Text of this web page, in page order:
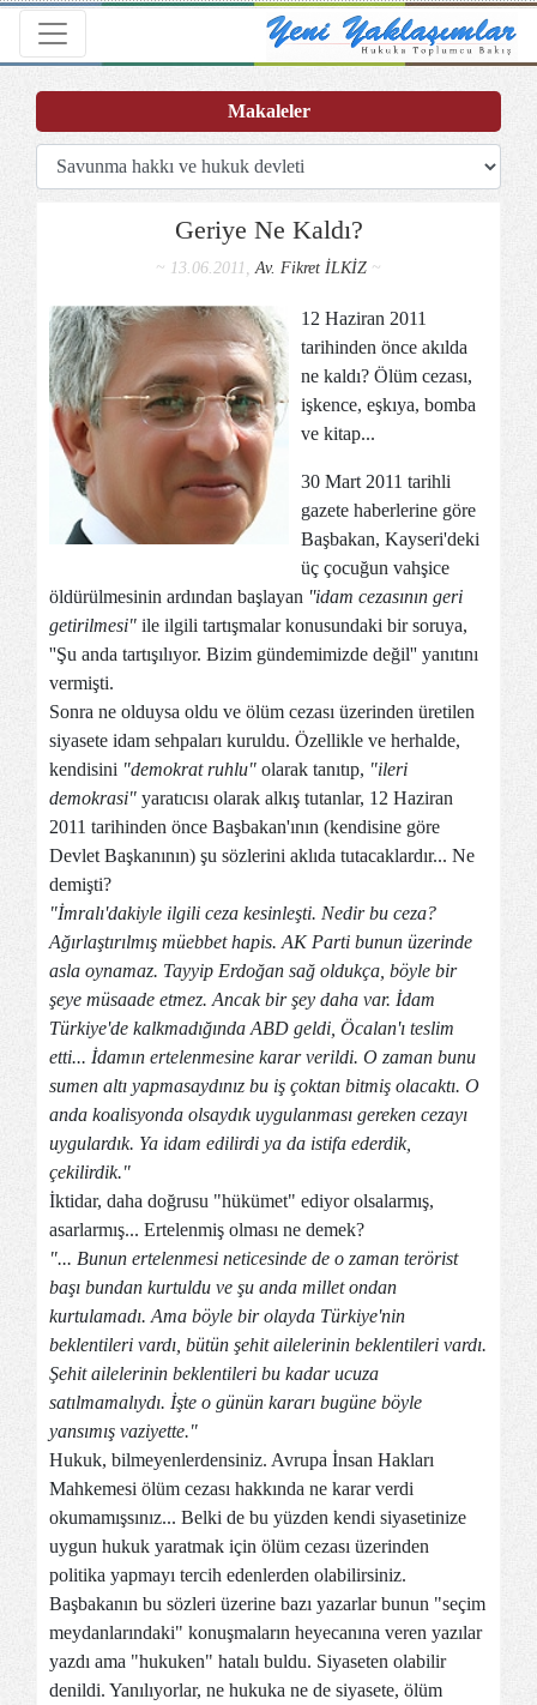
Toggle navigation
Geriye Ne Kaldı?
~ 13.06.2011,Av. Fikret İLKİZ ~
12 Haziran 2011
tarihinden önce akılda
ne kaldı? Ölüm cezası,
işkence, eşkıya, bomba
ve kitap...
30 Mart 2011 tarihli
gazete haberlerine göre
Başbakan, Kayseri'deki
üç çocuğun vahşice
öldürülmesinin ardından başlayan ''idam cezasının geri
getirilmesi" ile ilgili tartışmalar konusundaki bir soruya,
''Şu anda tartışılıyor. Bizim gündemimizde değil'' yanıtını
vermişti.
Sonra ne olduysa oldu ve ölüm cezası üzerinden üretilen
siyasete idam sehpaları kuruldu. Özellikle ve herhalde,
kendisini "demokrat ruhlu" olarak tanıtıp, "ileri
demokrasi" yaratıcısı olarak alkış tutanlar, 12 Haziran
2011 tarihinden önce Başbakan'ının (kendisine göre
Devlet Başkanının) şu sözlerini aklıda tutacaklardır... Ne
demişti?
"İmralı'dakiyle ilgili ceza kesinleşti. Nedir bu ceza?
Ağırlaştırılmış müebbet hapis. AK Parti bunun üzerinde
asla oynamaz. Tayyip Erdoğan sağ oldukça, böyle bir
şeye müsaade etmez. Ancak bir şey daha var. İdam
Türkiye'de kalkmadığında ABD geldi, Öcalan'ı teslim
etti... İdamın ertelenmesine karar verildi. O zaman bunu
sumen altı yapmasaydınız bu iş çoktan bitmiş olacaktı. O
anda koalisyonda olsaydık uygulanması gereken cezayı
uygulardık. Ya idam edilirdi ya da istifa ederdik,
çekilirdik."
İktidar, daha doğrusu "hükümet" ediyor olsalarmış,
asarlarmış... Ertelenmiş olması ne demek?
"... Bunun ertelenmesi neticesinde de o zaman terörist
başı bundan kurtuldu ve şu anda millet ondan
kurtulamadı. Ama böyle bir olayda Türkiye'nin
beklentileri vardı, bütün şehit ailelerinin beklentileri vardı.
Şehit ailelerinin beklentileri bu kadar ucuza
satılmamalıydı. İşte o günün kararı bugüne böyle
yansımış vaziyette."
Hukuk, bilmeyenlerdensiniz. Avrupa İnsan Hakları
Mahkemesi ölüm cezası hakkında ne karar verdi
okumamışsınız... Belki de bu yüzden kendi siyasetinize
uygun hukuk yaratmak için ölüm cezası üzerinden
politika yapmayı tercih edenlerden olabilirsiniz.
Başbakanın bu sözleri üzerine bazı yazarlar bunun "seçim
meydanlarındaki" konuşmaların heyecanına veren yazılar
yazdı ama "hukuken" hatalı buldu. Siyaseten olabilir
denildi. Yanılıyorlar, ne hukuka ne de siyasete, ölüm
Makaleler